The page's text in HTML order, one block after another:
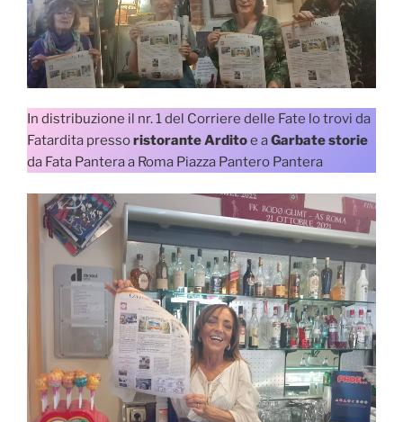
In distribuzione il nr. 1 del Corriere delle Fate lo trovi da
Fatardita pressoristorante Arditoe aGarbate storie
da Fata Pantera a Roma Piazza Pantero Pantera